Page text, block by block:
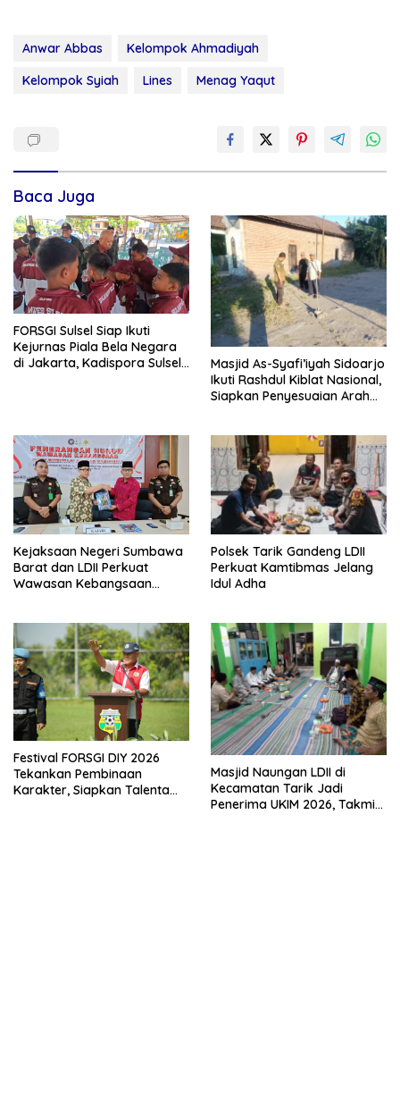
Anwar Abbas
Kelompok Ahmadiyah
Kelompok Syiah
Lines Menag Yaqut
Baca Juga
FORSGI Sulsel Siap Ikuti
Kejurnas Piala Bela Negara
di Jakarta, Kadispora Sulsel
Masjid As-Syafi’iyah Sidoarjo
Ikuti Rashdul Kiblat Nasional,
Siapkan Penyesuaian Arah
Kejaksaan Negeri Sumbawa
Barat dan LDII Perkuat
Wawasan Kebangsaan
Polsek Tarik Gandeng LDII
Perkuat Kamtibmas Jelang
Idul Adha
Festival FORSGI DIY 2026
Tekankan Pembinaan
Karakter, Siapkan Talenta
Masjid Naungan LDII di
Kecamatan Tarik Jadi
Penerima UKIM 2026, Takmir